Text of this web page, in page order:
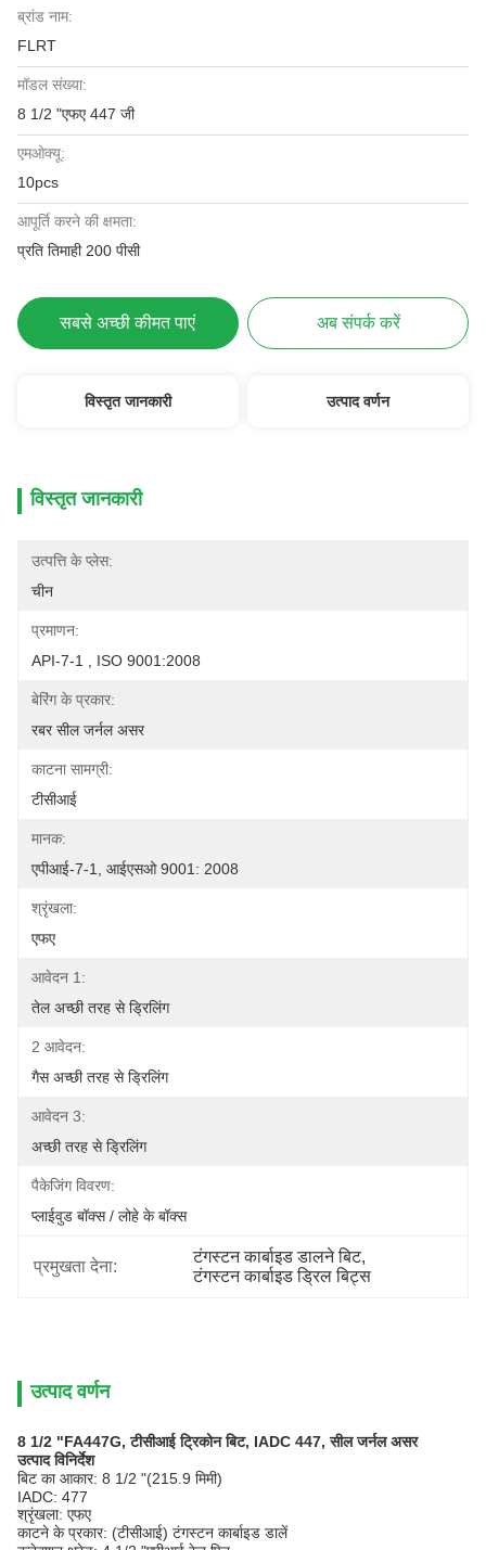
ब्रांड नाम:
FLRT
मॉडल संख्या:
8 1/2 "एफए 447 जी
एमओक्यू:
10pcs
आपूर्ति करने की क्षमता:
प्रति तिमाही 200 पीसी
सबसे अच्छी कीमत पाएं अब संपर्क करें
विस्तृत जानकारी उत्पाद वर्णन
विस्तृत जानकारी
उत्पत्ति के प्लेस:
चीन
प्रमाणन:
API-7-1 , ISO 9001:2008
बेरिंग के प्रकार:
रबर सील जर्नल असर
काटना सामग्री:
टीसीआई
मानक:
एपीआई-7-1, आईएसओ 9001: 2008
श्रृंखला:
एफए
आवेदन 1:
तेल अच्छी तरह से ड्रिलिंग
2 आवेदन:
गैस अच्छी तरह से ड्रिलिंग
आवेदन 3:
अच्छी तरह से ड्रिलिंग
पैकेजिंग विवरण:
प्लाईवुड बॉक्स / लोहे के बॉक्स
प्रमुखता देना:
टंगस्टन कार्बाइड डालने बिट,
टंगस्टन कार्बाइड ड्रिल बिट्स
उत्पाद वर्णन
8 1/2 "FA447G, टीसीआई ट्रिकोन बिट, IADC 447, सील जर्नल असर
उत्पाद विनिर्देश
बिट का आकार: 8 1/2 "(215.9 मिमी)
IADC: 477
श्रृंखला: एफए
काटने के प्रकार: (टीसीआई) टंगस्टन कार्बाइड डालें